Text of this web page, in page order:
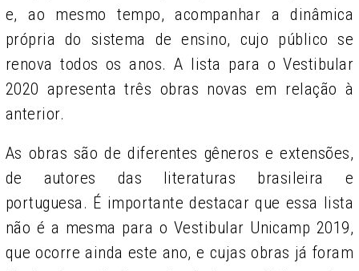
e, ao mesmo tempo, acompanhar a dinâmica
própria do sistema de ensino, cujo público se
renova todos os anos. A lista para o Vestibular
2020 apresenta três obras novas em relação à
anterior.
As obras são de diferentes gêneros e extensões,
de autores das literaturas brasileira e
portuguesa. É importante destacar que essa lista
não é a mesma para o Vestibular Unicamp 2019,
que ocorre ainda este ano, e cujas obras já foram